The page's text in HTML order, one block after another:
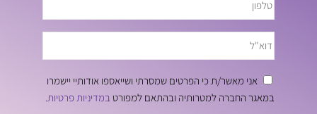
אני מאשר/ת כי הפרטים שמסרתי ושייאספו אודותיי יישמרו
במאגר החברה למטרותיה ובהתאם למפורט במדיניות פרטיות.